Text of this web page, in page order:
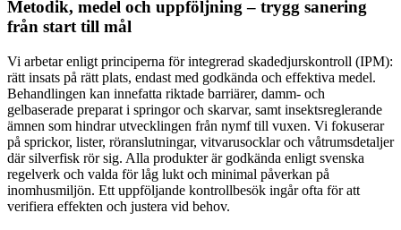
Metodik, medel och uppföljning – trygg sanering
från start till mål
Vi arbetar enligt principerna för integrerad skadedjurskontroll (IPM):
rätt insats på rätt plats, endast med godkända och effektiva medel.
Behandlingen kan innefatta riktade barriärer, damm- och
gelbaserade preparat i springor och skarvar, samt insektsreglerande
ämnen som hindrar utvecklingen från nymf till vuxen. Vi fokuserar
på sprickor, lister, röranslutningar, vitvarusocklar och våtrumsdetaljer
där silverfisk rör sig. Alla produkter är godkända enligt svenska
regelverk och valda för låg lukt och minimal påverkan på
inomhusmiljön. Ett uppföljande kontrollbesök ingår ofta för att
verifiera effekten och justera vid behov.